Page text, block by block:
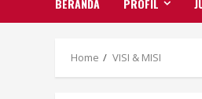
Home VISI & MISI